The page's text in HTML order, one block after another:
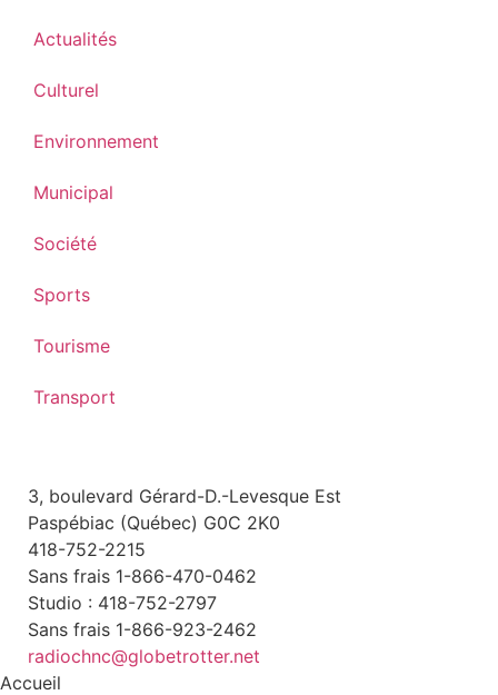
Actualités
Culturel
Environnement
Municipal
Société
Sports
Tourisme
Transport
3, boulevard Gérard-D.-Levesque Est
Paspébiac (Québec) G0C 2K0
418-752-2215
Sans frais 1-866-470-0462
Studio : 418-752-2797
Sans frais 1-866-923-2462
radiochnc@globetrotter.net
Accueil